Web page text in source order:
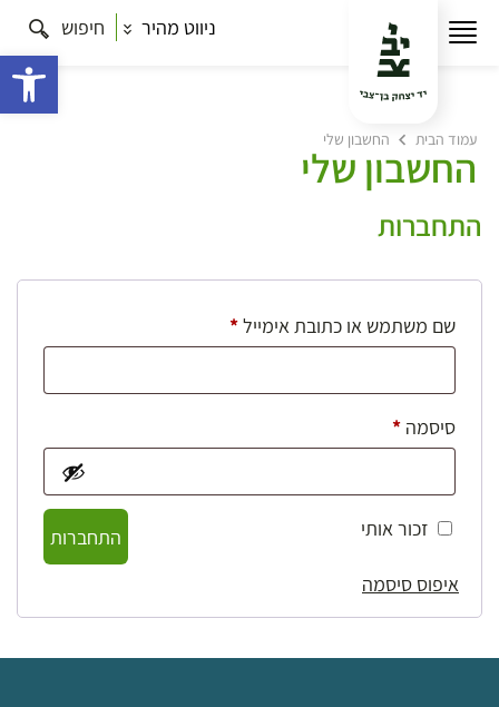
ניווט מהיר חיפוש
עמוד הבית החשבון שלי
החשבון שלי
התחברות
שם משתמש או כתובת אימייל*חובה
סיסמה *חובה
זכור אותי
התחברות
איפוס סיסמה